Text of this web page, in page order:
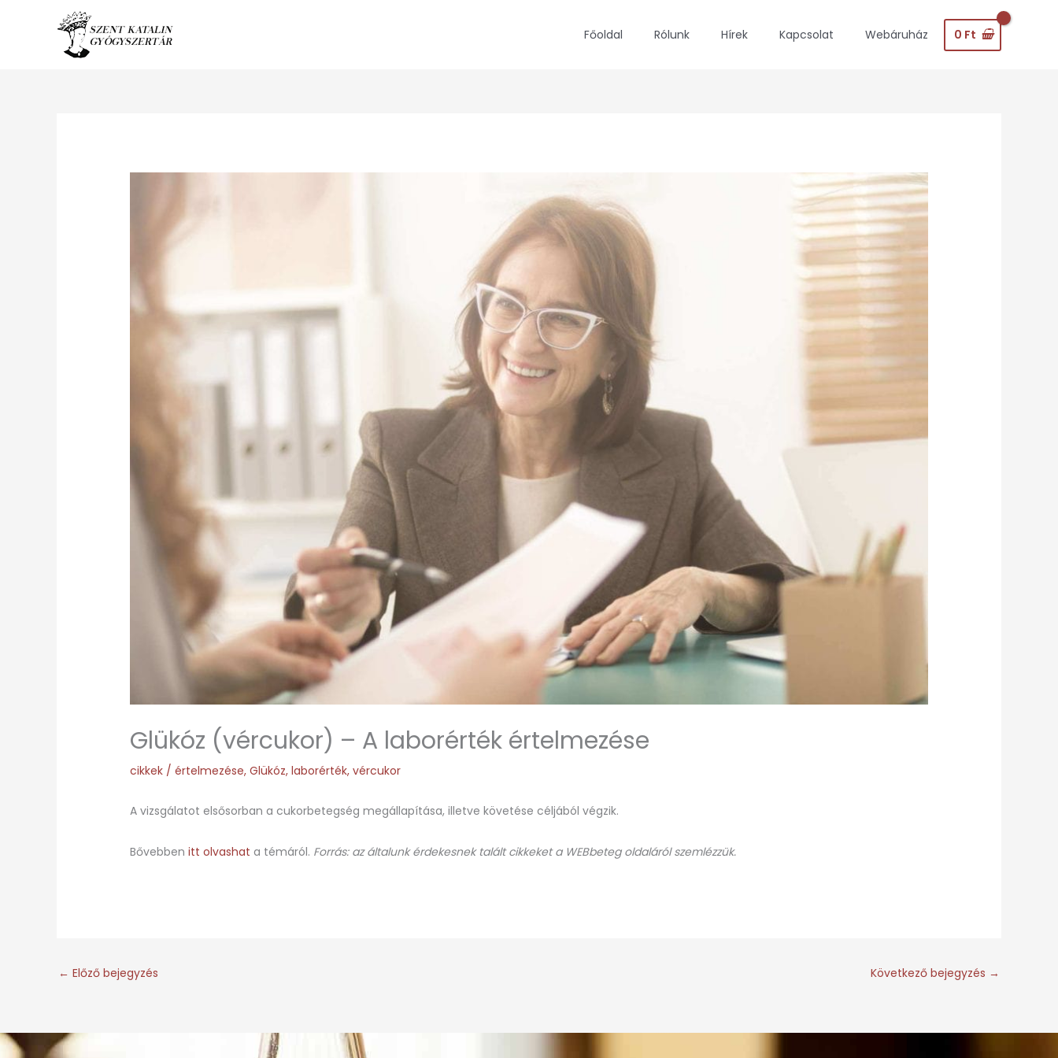
tartalomhoz
Főoldal Rólunk Hírek Kapcsolat Webáruház 0 Ft
Glükóz (vércukor) – A laborérték értelmezése
cikkek /értelmezése,Glükóz,laborérték,vércukor
A vizsgálatot elsősorban a cukorbetegség megállapítása, illetve követése céljából végzik.
Bővebbenitt olvashata témáról. Forrás: az általunk érdekesnek talált cikkeket a WEBbeteg oldaláról szemlézzük.
← Előző bejegyzés Következő bejegyzés →